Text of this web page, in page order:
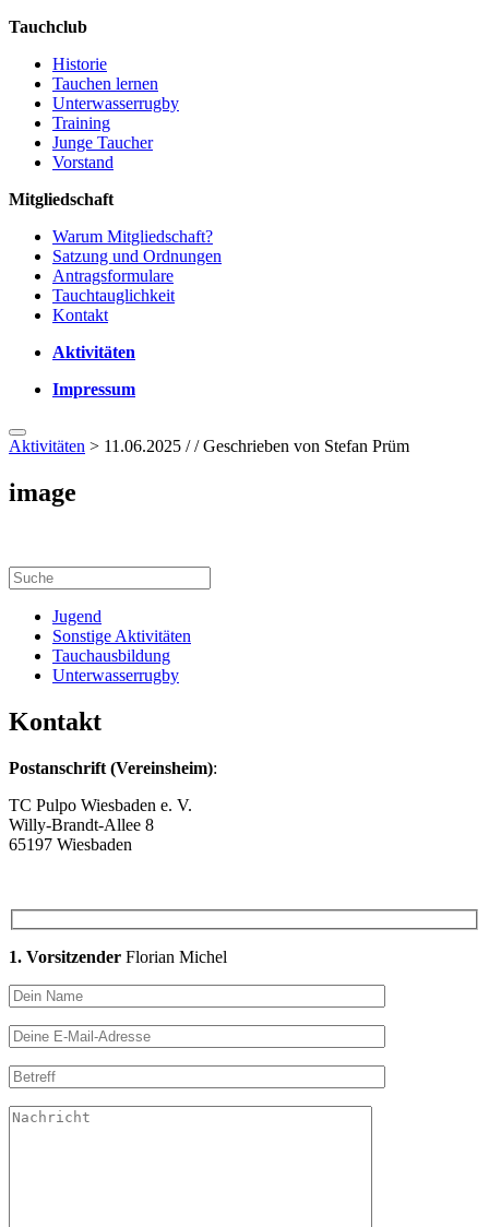
Tauchclub
Historie
Tauchen lernen
Unterwasserrugby
Training
Junge Taucher
Vorstand
Mitgliedschaft
Warum Mitgliedschaft?
Satzung und Ordnungen
Antragsformulare
Tauchtauglichkeit
Kontakt
Aktivitäten
Impressum
Aktivitäten > 11.06.2025 / / Geschrieben von Stefan Prüm
image
Jugend
Sonstige Aktivitäten
Tauchausbildung
Unterwasserrugby
Kontakt
Postanschrift (Vereinsheim):
TC Pulpo Wiesbaden e. V.
Willy-Brandt-Allee 8
65197 Wiesbaden
1. Vorsitzender Florian Michel
Bitte lasse dieses Feld leer.